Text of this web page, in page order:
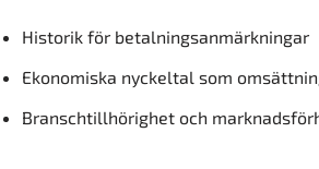
Historik för betalningsanmärkningar
Ekonomiska nyckeltal som
Branschtillhörighet och